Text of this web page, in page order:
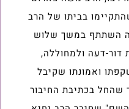
בביתו של הרב
השתתף במשך שלוש
דור-דעה ולמחוללה,
ואמונתו שקיבל
שהחל בכתיבת החיבור